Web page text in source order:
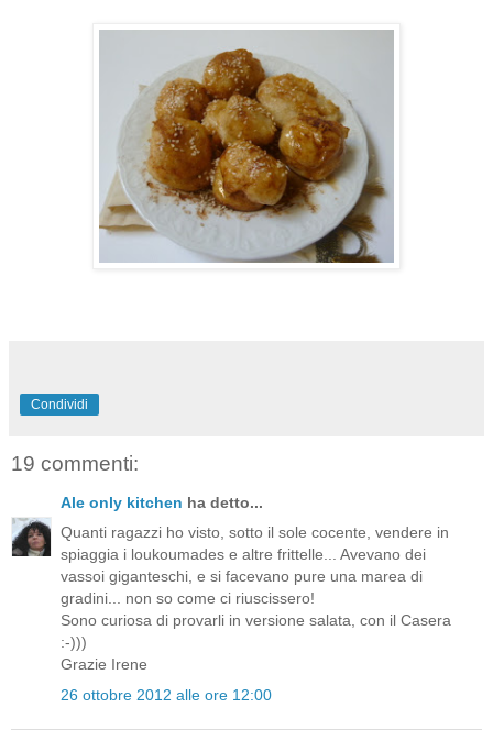
Condividi
19 commenti:
Ale only kitchen ha detto...
Quanti ragazzi ho visto, sotto il sole cocente, vendere in
spiaggia i loukoumades e altre frittelle... Avevano dei
vassoi giganteschi, e si facevano pure una marea di
gradini... non so come ci riuscissero!
Sono curiosa di provarli in versione salata, con il Casera
:-)))
Grazie Irene
26 ottobre 2012 alle ore 12:00